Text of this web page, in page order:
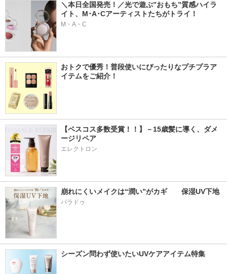
＼本日全国発売！／光で遊ぶ”おもち”質感ハイラ
イト、M･A･Cアーティストたちがトライ！
M・A・C
おトクで優秀！普段使いにぴったりなプチプラア
イテムをご紹介！
【ベスコス多数受賞！！】－15歳髪に導く、ダメ
ージリペア
エレクトロン
崩れにくいメイクは“潤い”がカギ　　保湿UV下地
パラドゥ
シーズン問わず使いたいUVケアアイテム特集